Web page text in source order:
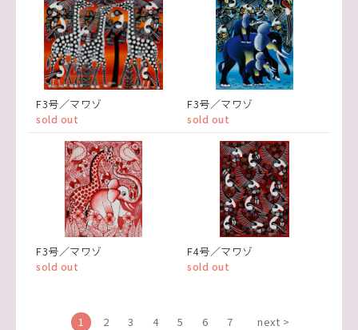
F3号／マワゾ
sold out
F3号／マワゾ
sold out
F3号／マワゾ
sold out
F4号／マワゾ
sold out
1 2 3 4 5 6 7 next >